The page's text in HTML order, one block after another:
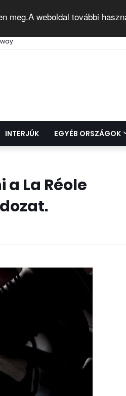
meg.A weboldal további
INTERJÚK EGYÉB ORSZÁGOK
La Réole